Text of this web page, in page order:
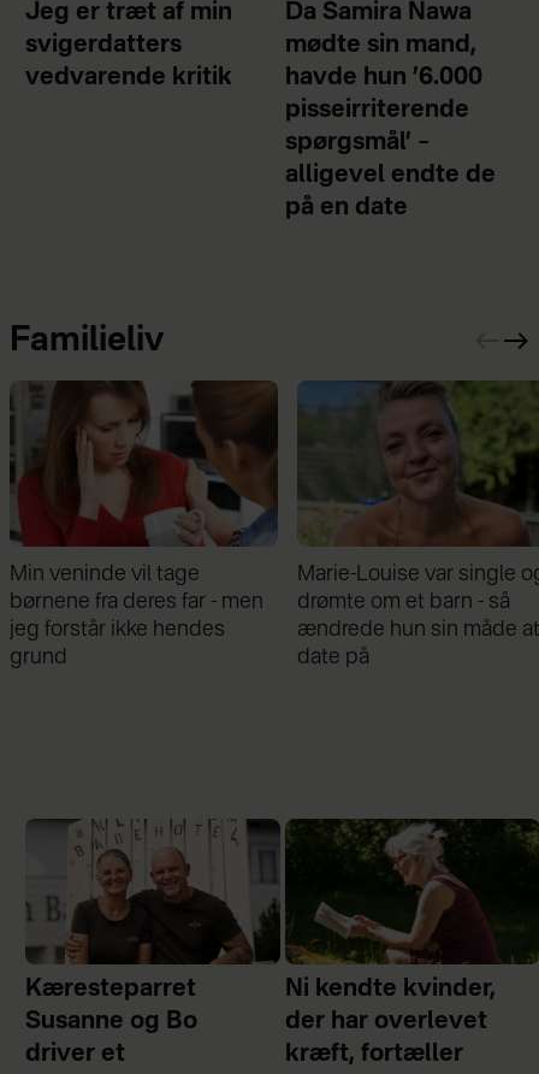
Jeg er træt af min
svigerdatters
vedvarende kritik
Da Samira Nawa
mødte sin mand,
havde hun ’6.000
pisseirriterende
spørgsmål’ –
alligevel endte de
på en date
Familieliv
Min veninde vil tage
børnene fra deres far - men
jeg forstår ikke hendes
grund
Marie-Louise var single
drømte om et barn - så
ændrede hun sin måde at
date på
Kæresteparret
Susanne og Bo
driver et
Ni kendte kvinder,
der har overlevet
kræft, fortæller